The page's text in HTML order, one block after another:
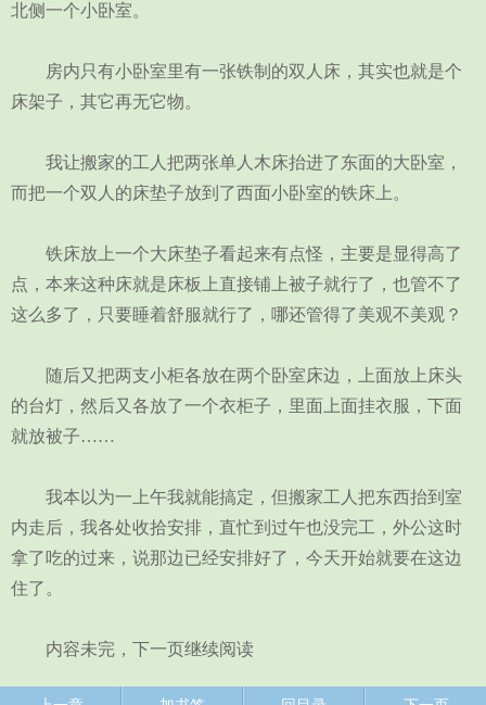
北侧一个小卧室。
房内只有小卧室里有一张铁制的双人床，其实也就是个
床架子，其它再无它物。
我让搬家的工人把两张单人木床抬进了东面的大卧室，
而把一个双人的床垫子放到了西面小卧室的铁床上。
铁床放上一个大床垫子看起来有点怪，主要是显得高了
点，本来这种床就是床板上直接铺上被子就行了，也管不了
这么多了，只要睡着舒服就行了，哪还管得了美观不美观？
随后又把两支小柜各放在两个卧室床边，上面放上床头
的台灯，然后又各放了一个衣柜子，里面上面挂衣服，下面
就放被子……
我本以为一上午我就能搞定，但搬家工人把东西抬到室
内走后，我各处收拾安排，直忙到过午也没完工，外公这时
拿了吃的过来，说那边已经安排好了，今天开始就要在这边
住了。
内容未完，下一页继续阅读